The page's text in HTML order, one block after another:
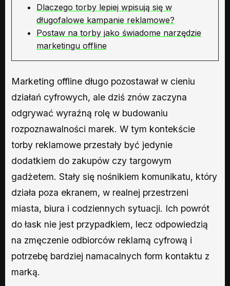
Dlaczego torby lepiej wpisują się w
długofalowe kampanie reklamowe?
Postaw na torby jako świadome narzędzie
marketingu offline
Marketing offline długo pozostawał w cieniu
działań cyfrowych, ale dziś znów zaczyna
odgrywać wyraźną rolę w budowaniu
rozpoznawalności marek. W tym kontekście
torby reklamowe przestały być jedynie
dodatkiem do zakupów czy targowym
gadżetem. Stały się nośnikiem komunikatu, który
działa poza ekranem, w realnej przestrzeni
miasta, biura i codziennych sytuacji. Ich powrót
do łask nie jest przypadkiem, lecz odpowiedzią
na zmęczenie odbiorców reklamą cyfrową i
potrzebę bardziej namacalnych form kontaktu z
marką.